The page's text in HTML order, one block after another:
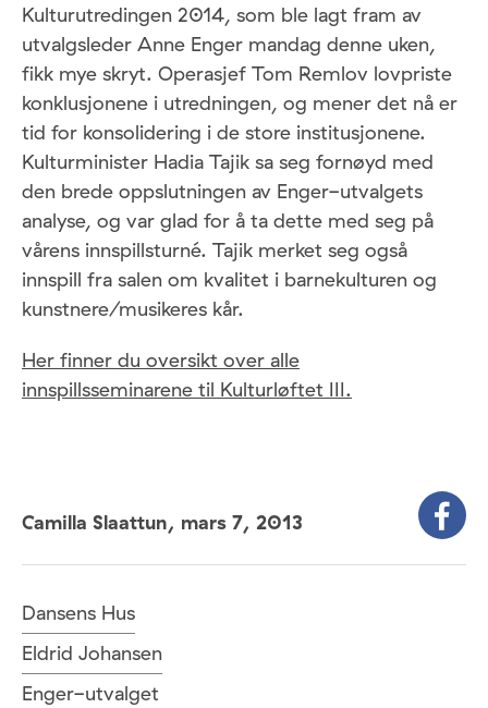
Kulturutredingen 2014, som ble lagt fram av
utvalgsleder Anne Enger mandag denne uken,
fikk mye skryt. Operasjef Tom Remlov lovpriste
konklusjonene i utredningen, og mener det nå er
tid for konsolidering i de store institusjonene.
Kulturminister Hadia Tajik sa seg fornøyd med
den brede oppslutningen av Enger-utvalgets
analyse, og var glad for å ta dette med seg på
vårens innspillsturné. Tajik merket seg også
innspill fra salen om kvalitet i barnekulturen og
kunstnere/musikeres kår.
Her finner du oversikt over alle
innspillsseminarene til Kulturløftet III.
Camilla Slaattun, mars 7, 2013
Dansens Hus
Eldrid Johansen
Enger-utvalget